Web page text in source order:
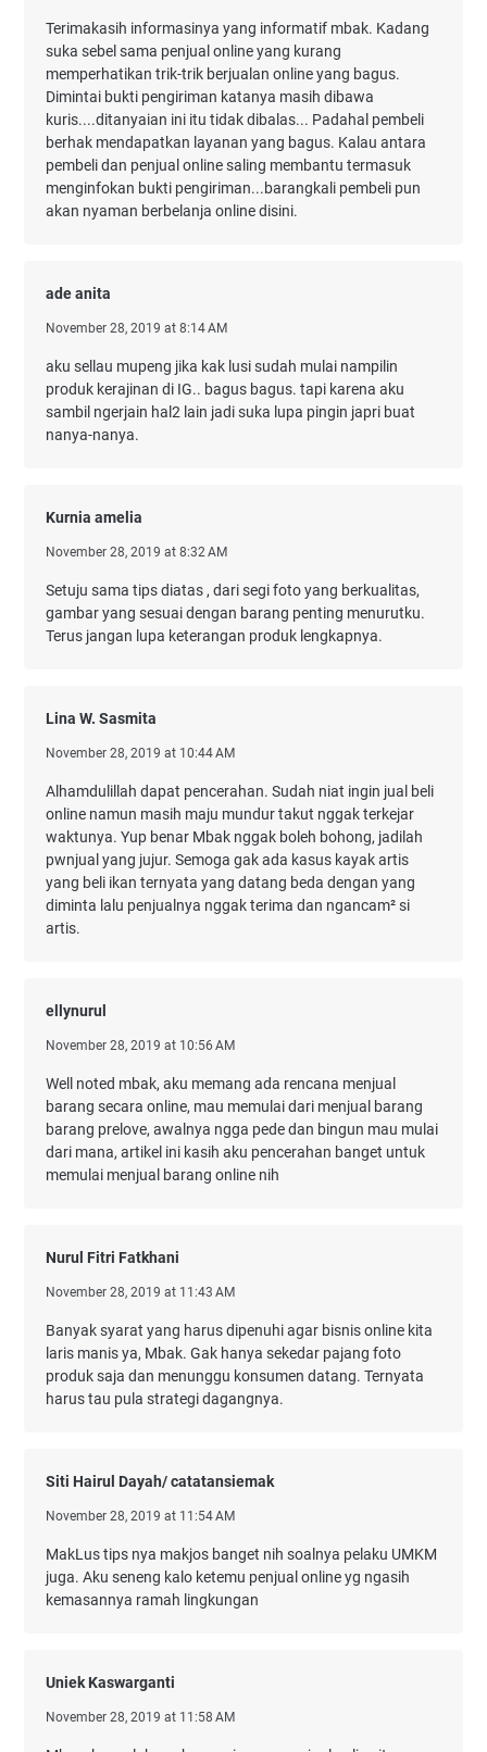
Terimakasih informasinya yang informatif mbak. Kadang
suka sebel sama penjual online yang kurang
memperhatikan trik-trik berjualan online yang bagus.
Dimintai bukti pengiriman katanya masih dibawa
kuris....ditanyaian ini itu tidak dibalas... Padahal pembeli
berhak mendapatkan layanan yang bagus. Kalau antara
pembeli dan penjual online saling membantu termasuk
menginfokan bukti pengiriman...barangkali pembeli pun
akan nyaman berbelanja online disini.
ade anita
November 28, 2019 at 8:14 AM
aku sellau mupeng jika kak lusi sudah mulai nampilin
produk kerajinan di IG.. bagus bagus. tapi karena aku
sambil ngerjain hal2 lain jadi suka lupa pingin japri buat
nanya-nanya.
Kurnia amelia
November 28, 2019 at 8:32 AM
Setuju sama tips diatas , dari segi foto yang berkualitas,
gambar yang sesuai dengan barang penting menurutku.
Terus jangan lupa keterangan produk lengkapnya.
Lina W. Sasmita
November 28, 2019 at 10:44 AM
Alhamdulillah dapat pencerahan. Sudah niat ingin jual beli
online namun masih maju mundur takut nggak terkejar
waktunya. Yup benar Mbak nggak boleh bohong, jadilah
pwnjual yang jujur. Semoga gak ada kasus kayak artis
yang beli ikan ternyata yang datang beda dengan yang
diminta lalu penjualnya nggak terima dan ngancam² si
artis.
ellynurul
November 28, 2019 at 10:56 AM
Well noted mbak, aku memang ada rencana menjual
barang secara online, mau memulai dari menjual barang
barang prelove, awalnya ngga pede dan bingun mau mulai
dari mana, artikel ini kasih aku pencerahan banget untuk
memulai menjual barang online nih
Nurul Fitri Fatkhani
November 28, 2019 at 11:43 AM
Banyak syarat yang harus dipenuhi agar bisnis online kita
laris manis ya, Mbak. Gak hanya sekedar pajang foto
produk saja dan menunggu konsumen datang. Ternyata
harus tau pula strategi dagangnya.
Siti Hairul Dayah/ catatansiemak
November 28, 2019 at 11:54 AM
MakLus tips nya makjos banget nih soalnya pelaku UMKM
juga. Aku seneng kalo ketemu penjual online yg ngasih
kemasannya ramah lingkungan
Uniek Kaswarganti
November 28, 2019 at 11:58 AM